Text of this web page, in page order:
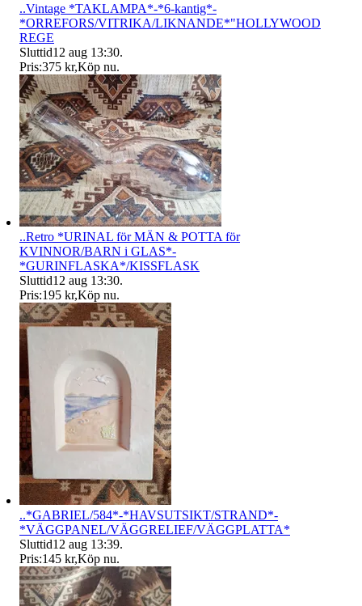
..Vintage *TAKLAMPA*-*6-kantig*-
*ORREFORS/VITRIKA/LIKNANDE*"HOLLYWOOD
REGE
Sluttid12 aug 13:30.
Pris:375 kr,Köp nu.
..Retro *URINAL för MÄN & POTTA för
KVINNOR/BARN i GLAS*-
*GURINFLASKA*/KISSFLASK
Sluttid12 aug 13:30.
Pris:195 kr,Köp nu.
..*GABRIEL/584*-*HAVSUTSIKT/STRAND*-
*VÄGGPANEL/VÄGGRELIEF/VÄGGPLATTA*
Sluttid12 aug 13:39.
Pris:145 kr,Köp nu.